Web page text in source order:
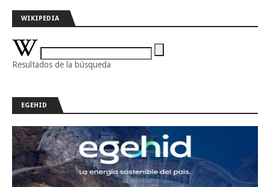
WIKIPEDIA
Resultados de la búsqueda
EGEHID